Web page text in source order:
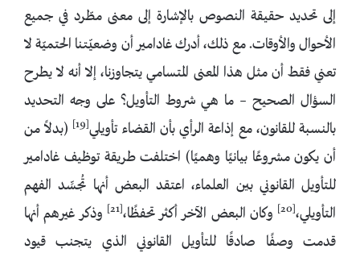
إلى تحديد حقيقة النصوص بالإشارة إلى معنى مطّرد في جميع
الأحوال والأوقات. مع ذلك، أدرك غادامير أن وضعيّتنا الحتميّة لا
تعني فقط أن مثل هذا المعنى المتسامي يتجاوزنا، إلا أنه لا يطرح
السؤال الصحيح – ما هي شروط التأويل؟ على وجه التحديد
بالنسبة للقانون، مع إذاعة الرأي بأن القضاء تأويلي[19]
(بدلاً من
أن يكون مشروعًا بيانيًا وهميًا) اختلفت طريقة توظيف غادامير
للتأويل القانوني بين العلماء، اعتقد البعض أنها تُجسِّد الفهم
التأويلي،[20] وكان البعض الآخر أكثر تحفظًا،[21]
وذكر غيرهم أنها
قدمت وصفًا صادقًا للتأويل القانوني الذي يتجنب قيود